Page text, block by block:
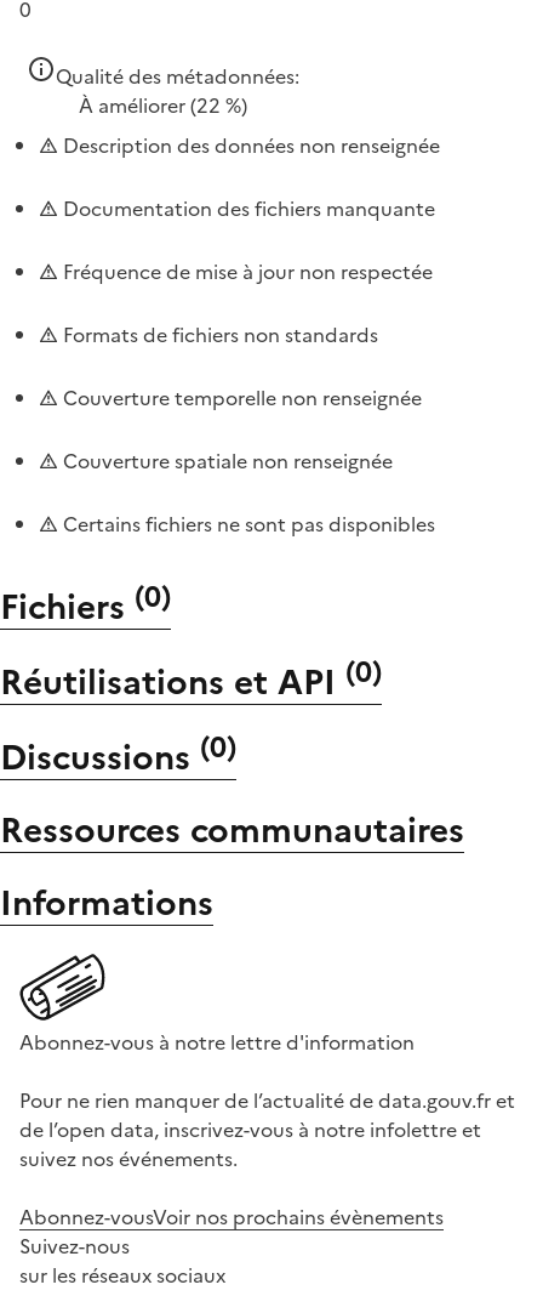
0
Qualité des métadonnées:
À améliorer(22 %)
Description des données non renseignée
Documentation des fichiers manquante
Fréquence de mise à jour non respectée
Formats de fichiers non standards
Couverture temporelle non renseignée
Couverture spatiale non renseignée
Certains fichiers ne sont pas disponibles
Fichiers (0)
Réutilisations et API (0)
Discussions (0)
Ressources communautaires
Informations
Abonnez-vous à notre lettre d'information
Pour ne rien manquer de l’actualité de data.gouv.fr et
de l’open data, inscrivez-vous à notre infolettre et
suivez nos événements.
Abonnez-vousVoir nos prochains évènements
Suivez-nous
sur les réseaux sociaux